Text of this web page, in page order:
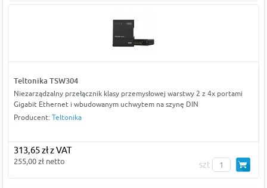
Teltonika TSW304
Niezarządzalny przełącznik klasy przemysłowej warstwy 2 z 4x portami
Gigabit Ethernet i wbudowanym uchwytem na szynę DIN
Producent: Teltonika
313,65 zł z VAT
255,00 zł netto szt